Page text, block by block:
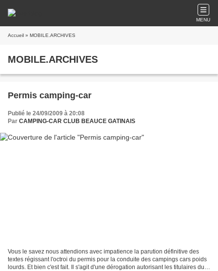
MENU
Accueil » MOBILE.ARCHIVES
MOBILE.ARCHIVES
Permis camping-car
Publié le 24/09/2009 à 20:08
Par CAMPING-CAR CLUB BEAUCE GATINAIS
Vous le savez nous attendions avec impatience la parution définitive des
textes régissant l'octroi du permis pour la conduite des campings cars poids
lourds. Et bien c'est fait. Il s'agit d'une dérogation autorisant les titulaires du